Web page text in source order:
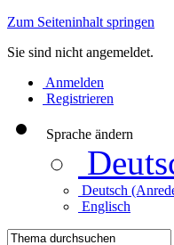
Zum Seiteninhalt springen
Sie sind nicht angemeldet.
Anmelden
Registrieren
Sprache ändern
Deutsch
Englisch